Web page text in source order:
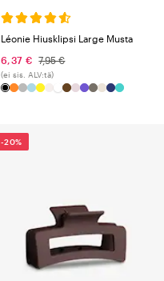
Léonie Hiusklipsi Large Musta
6,37 €
7,95 €
(ei sis. ALV:tä)
-20%